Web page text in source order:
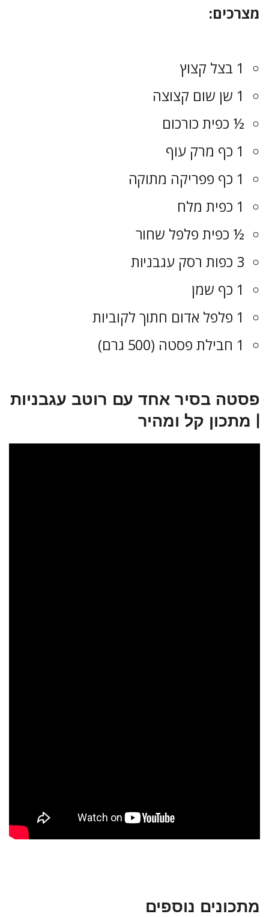
מצרכים:
1 בצל קצוץ
1 שן שום קצוצה
½ כפית כורכום
1 כף מרק עוף
1 כף פפריקה מתוקה
1 כפית מלח
½ כפית פלפל שחור
3 כפות רסק עגבניות
1 כף שמן
1 פלפל אדום חתוך לקוביות
1 חבילת פסטה (500 גרם)
פסטה בסיר אחד עם רוטב עגבניות
| מתכון קל ומהיר
מתכונים נוספים